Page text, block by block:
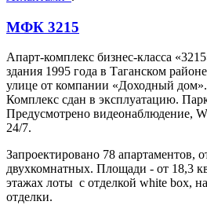
МФК 3215
Апарт-комплекс бизнес-класса
здания 1995 года в Таганском
улице от компании «Доходный
Комплекс сдан в эксплуатацию.
Предусмотрено видеонаблюдение,
24/7.
Запроектировано 78 апартаментов,
двухкомнатных. Площади - от 18,3
этажах лоты с отделкой white box,
отделки.